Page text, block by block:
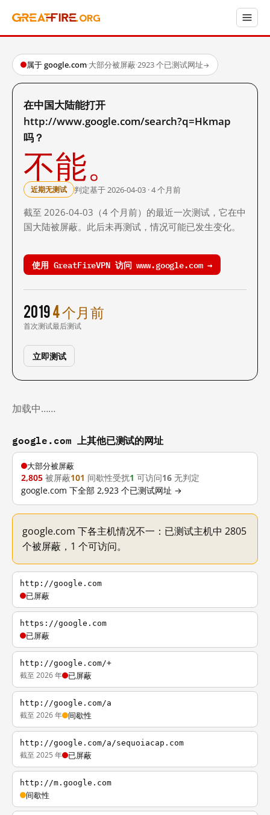
属于 google.com·大部分被屏蔽·2923 个已测试网址→
在中国大陆能打开
http://www.google.com/search?q=Hkmap
吗？
不能。
近期无测试 判定基于 2026-04-03 · 4 个月前
截至 2026-04-03（4 个月前）的最近一次测试，它在中
国大陆被屏蔽。此后未再测试，情况可能已发生变化。
使用 GreatFireVPN 访问 www.google.com →
2019
首次测试
4 个月前
最后测试
立即测试
加载中……
google.com 上其他已测试的网址
大部分被屏蔽
2,805 被屏蔽101 间歇性受扰1 可访问16 无判定
google.com 下全部 2,923 个已测试网址 →
google.com 下各主机情况不一：已测试主机中 2805
个被屏蔽，1 个可访问。
http://google.com
已屏蔽
https://google.com
已屏蔽
http://google.com/+
截至 2026 年 已屏蔽
http://google.com/a
截至 2026 年 间歇性
http://google.com/a/sequoiacap.com
截至 2025 年 已屏蔽
http://m.google.com
间歇性